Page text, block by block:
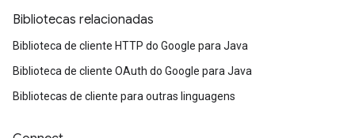
Bibliotecas relacionadas
Biblioteca de cliente HTTP do Google para Java
Biblioteca de cliente OAuth do Google para Java
Bibliotecas de cliente para outras linguagens